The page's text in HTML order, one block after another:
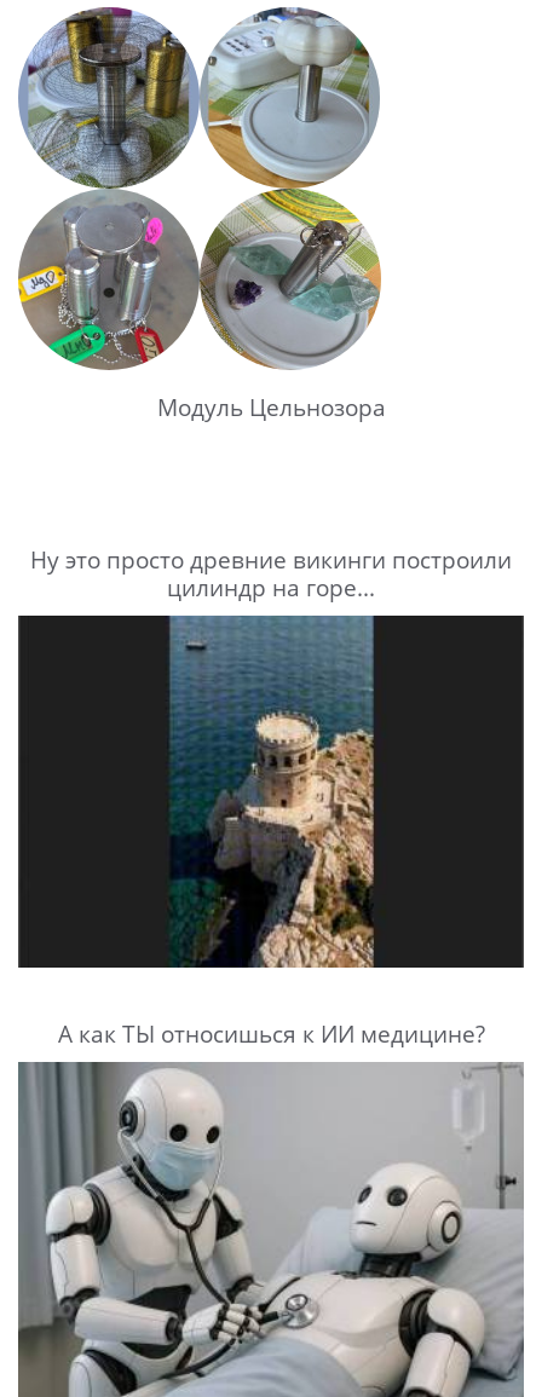
Модуль Цельнозора
Ну это просто древние викинги построили
цилиндр на горе...
А как ТЫ относишься к ИИ медицине?